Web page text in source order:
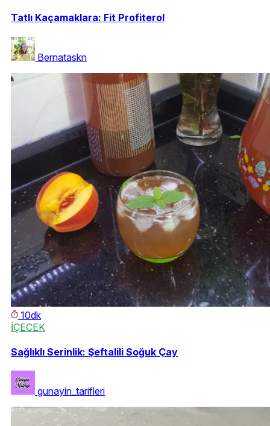
Tatlı Kaçamaklara: Fit Profiterol
Bernataskn
10dk
İÇECEK
Sağlıklı Serinlik: Şeftalili Soğuk Çay
gunayin_tarifleri